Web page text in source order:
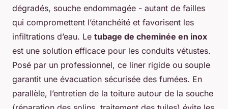
dégradés, souche endommagée - autant de failles
qui compromettent l’étanchéité et favorisent les
infiltrations d’eau. Le tubage de cheminée en inox
est une solution efficace pour les conduits vétustes.
Posé par un professionnel, ce liner rigide ou souple
garantit une évacuation sécurisée des fumées. En
parallèle, l’entretien de la toiture autour de la souche